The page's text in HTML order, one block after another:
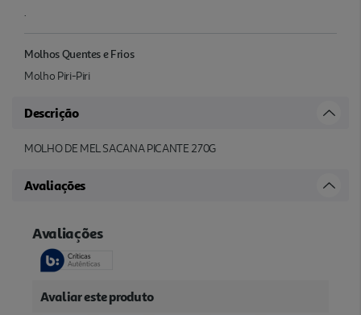
.
Molhos Quentes e Frios
Molho Piri-Piri
Descrição
MOLHO DE MEL SACANA PICANTE 270G
Avaliações